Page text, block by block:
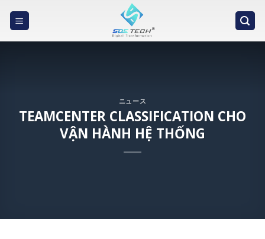
ニュース
TEAMCENTER CLASSIFICATION CHO
VẬN HÀNH HỆ THỐNG